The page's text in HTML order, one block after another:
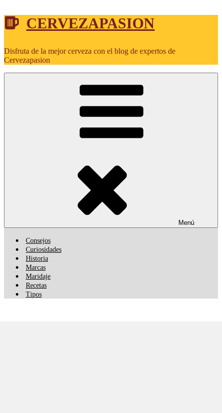
Saltar
al
CERVEZAPASION
Disfruta de la mejor cerveza con el blog de expertos de
Cervezapasion
Menú
Consejos
Curiosidades
Historia
Marcas
Maridaje
Recetas
Tipos